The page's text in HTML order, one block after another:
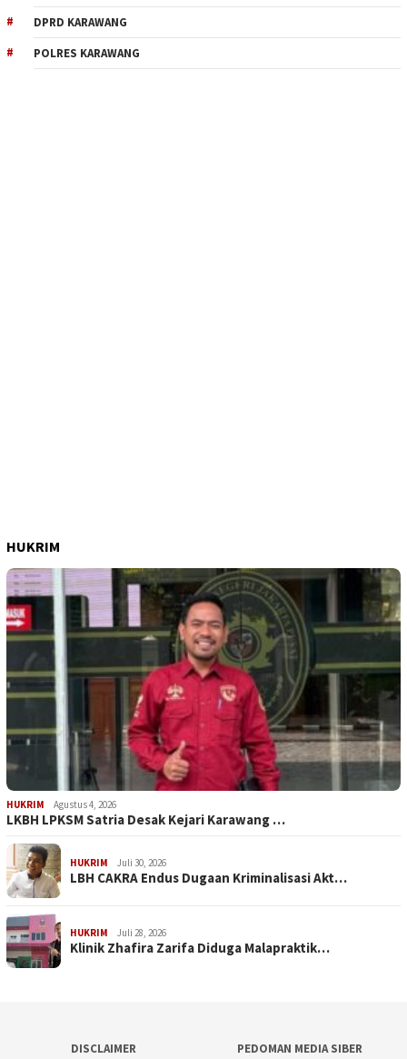
DPRD KARAWANG
POLRES KARAWANG
HUKRIM
HUKRIM Agustus 4, 2026
LKBH LPKSM Satria Desak Kejari Karawang …
HUKRIM Juli 30, 2026
LBH CAKRA Endus Dugaan Kriminalisasi Akt…
HUKRIM Juli 28, 2026
Klinik Zhafira Zarifa Diduga Malapraktik…
DISCLAIMER PEDOMAN MEDIA SIBER